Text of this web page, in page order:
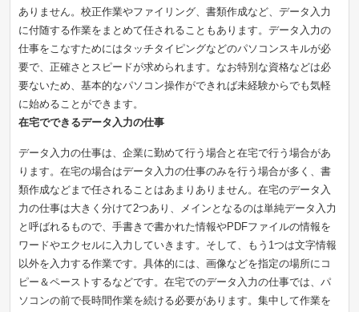
ありません。校正作業やファイリング、書類作成など、データ入力
に付随する作業をまとめて任されることもあります。データ入力の
仕事をこなすためにはタッチタイピングなどのパソコンスキルが必
要で、正確さとスピードが求められます。なお特別な資格などは必
要ないため、基本的なパソコン操作ができれば未経験からでも気軽
に始めることができます。
在宅でできるデータ入力の仕事
データ入力の仕事は、企業に勤めて行う場合と在宅で行う場合があ
ります。在宅の場合はデータ入力の仕事のみを行う場合が多く、書
類作成などまで任されることはあまりありません。在宅のデータ入
力の仕事は大きく分けて2つあり、メインとなるのは単純データ入力
と呼ばれるもので、手書きで書かれた情報やPDFファイルの情報を
ワードやエクセルに入力していきます。そして、もう1つは文字情報
以外を入力する作業です。具体的には、画像などを指定の場所にコ
ピー＆ペーストするなどです。在宅でのデータ入力の仕事では、パ
ソコンの前で長時間作業を続ける必要があります。集中して作業を